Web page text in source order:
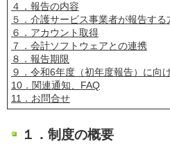
４．報告の内容
５．介護サービス事業者が報告する
６．アカウント取得
７．会計ソフトウェアとの連携
８．報告期限
９．令和6年度（初年度報告）に向
10．関連通知、FAQ
11．お問合せ
１．制度の概要